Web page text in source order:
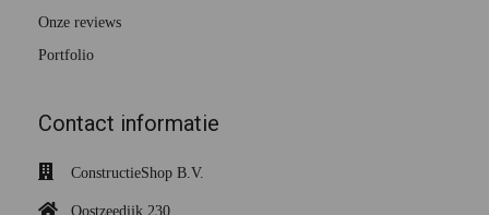
Onze reviews
Portfolio
Contact informatie
ConstructieShop B.V.
Oostzeedijk 230